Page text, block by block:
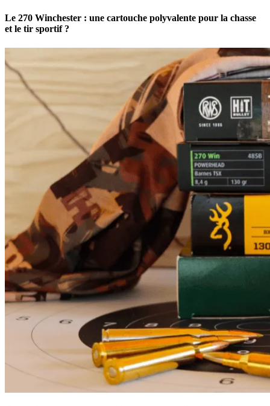
Le 270 Winchester : une cartouche polyvalente pour la chasse
et le tir sportif ?